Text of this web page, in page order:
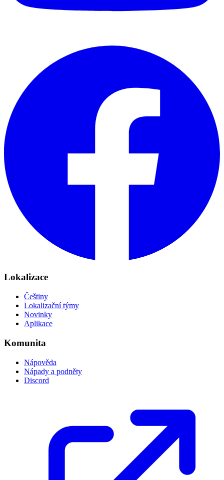
Lokalizace
Češtiny
Lokalizační týmy
Novinky
Aplikace
Komunita
Nápověda
Nápady a podněty
Discord